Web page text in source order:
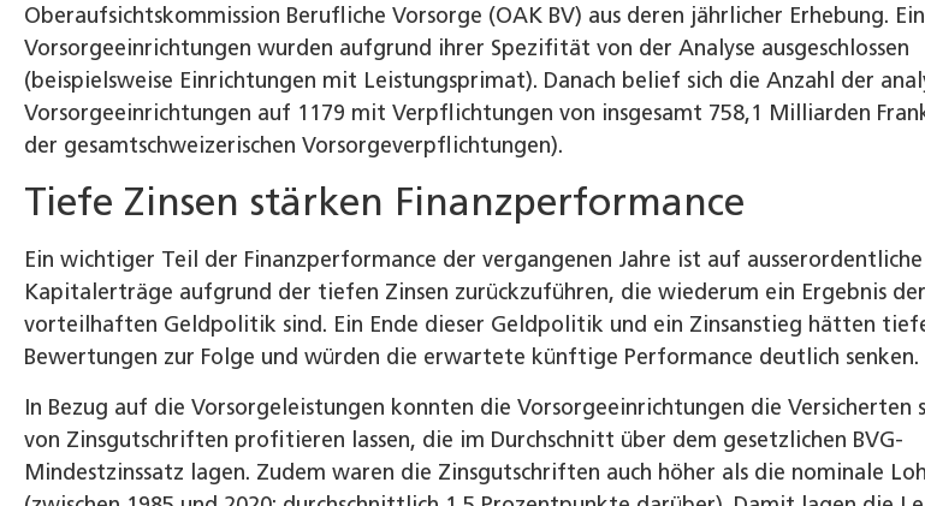
Oberaufsichtskommission Berufliche Vorsorge (OAK BV) aus deren jährlicher Erhebung.
Vorsorgeeinrichtungen wurden aufgrund ihrer Spezifität von der Analyse ausgeschlossen
(beispielsweise Einrichtungen mit Leistungsprimat). Danach belief sich die Anzahl der
Vorsorgeeinrichtungen auf 1179 mit Verpflichtungen von insgesamt 758,1 Milliarden
der gesamtschweizerischen Vorsorgeverpflichtungen).
Tiefe Zinsen stärken Finanzperformance
Ein wichtiger Teil der Finanzperformance der vergangenen Jahre ist auf ausserordentliche
Kapitalerträge aufgrund der tiefen Zinsen zurückzuführen, die wiederum ein Ergebnis der
vorteilhaften Geldpolitik sind. Ein Ende dieser Geldpolitik und ein Zinsanstieg hätten
Bewertungen zur Folge und würden die erwartete künftige Performance deutlich senken.
In Bezug auf die Vorsorgeleistungen konnten die Vorsorgeeinrichtungen die Versicherten
von Zinsgutschriften profitieren lassen, die im Durchschnitt über dem gesetzlichen BVG-
Mindestzinssatz lagen. Zudem waren die Zinsgutschriften auch höher als die nominale